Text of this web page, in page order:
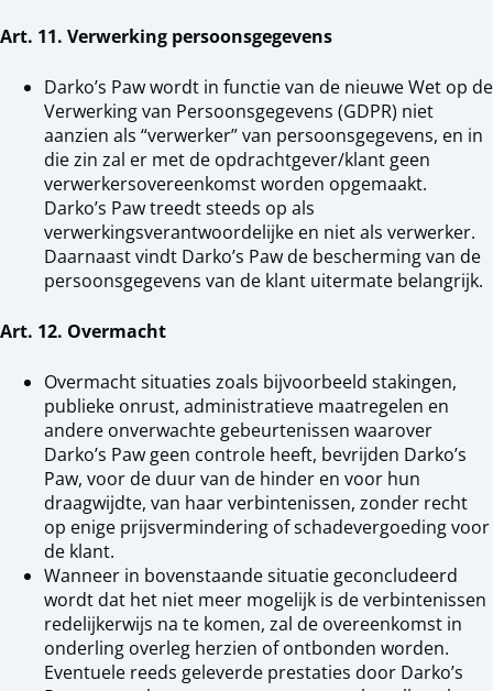
Art. 11. Verwerking persoonsgegevens
Darko’s Paw wordt in functie van de nieuwe Wet op de
Verwerking van Persoonsgegevens (GDPR) niet
aanzien als “verwerker” van persoonsgegevens, en in
die zin zal er met de opdrachtgever/klant geen
verwerkersovereenkomst worden opgemaakt.
Darko’s Paw treedt steeds op als
verwerkingsverantwoordelijke en niet als verwerker.
Daarnaast vindt Darko’s Paw de bescherming van de
persoonsgegevens van de klant uitermate belangrijk.
Art. 12. Overmacht
Overmacht situaties zoals bijvoorbeeld stakingen,
publieke onrust, administratieve maatregelen en
andere onverwachte gebeurtenissen waarover
Darko’s Paw geen controle heeft, bevrijden Darko’s
Paw, voor de duur van de hinder en voor hun
draagwijdte, van haar verbintenissen, zonder recht
op enige prijsvermindering of schadevergoeding voor
de klant.
Wanneer in bovenstaande situatie geconcludeerd
wordt dat het niet meer mogelijk is de verbintenissen
redelijkerwijs na te komen, zal de overeenkomst in
onderling overleg herzien of ontbonden worden.
Eventuele reeds geleverde prestaties door Darko’s